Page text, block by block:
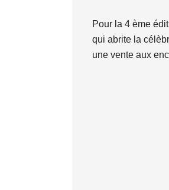
Pour la 4 ème
qui abrite la
une vente aux